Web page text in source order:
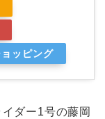
ッピング
ダー1号の藤岡